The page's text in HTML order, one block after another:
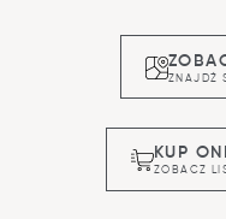
ZNAJDŹ
KUP
ZOBACZ